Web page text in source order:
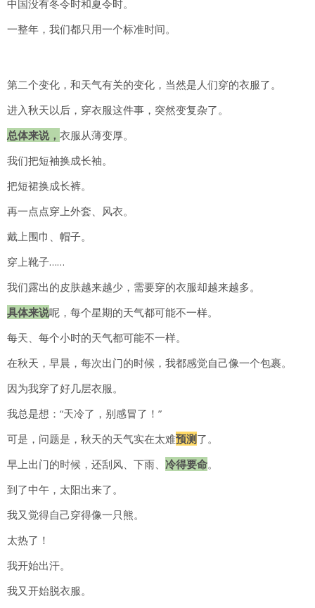
中国没有冬令时和夏令时。
一整年，我们都只用一个标准时间。
第二个变化，和天气有关的变化，当然是人们穿的衣服了。
进入秋天以后，穿衣服这件事，突然变复杂了。
总体来说， 衣服从薄变厚。
我们把短袖换成长袖。
把短裙换成长裤。
再一点点穿上外套、风衣。
戴上围巾、帽子。
穿上靴子……
我们露出的皮肤越来越少，需要穿的衣服却越来越多。
具体来说呢，每个星期的天气都可能不一样。
每天、每个小时的天气都可能不一样。
在秋天，早晨，每次出门的时候，我都感觉自己像一个包裹。
因为我穿了好几层衣服。
我总是想：“天冷了，别感冒了！”
可是，问题是，秋天的天气实在太难预测了。
早上出门的时候，还刮风、下雨、 冷得要命。
到了中午，太阳出来了。
我又觉得自己穿得像一只熊。
太热了！
我开始出汗。
我又开始脱衣服。